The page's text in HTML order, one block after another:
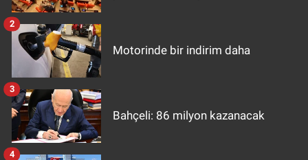
Motorinde bir indirim daha
2
Bahçeli: 86 milyon kazanacak
3
4